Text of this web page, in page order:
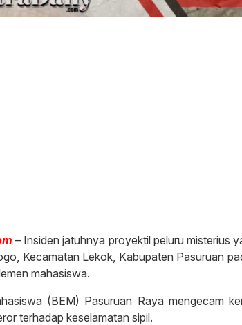
– Insiden jatuhnya proyektil peluru misterius
Kecamatan Lekok, Kabupaten Pasuruan
mahasiswa.
(BEM) Pasuruan Raya mengecam
terhadap keselamatan sipil.